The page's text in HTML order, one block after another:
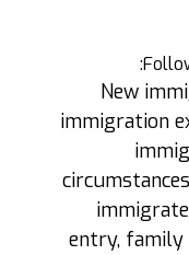
New
immigration
entry, family